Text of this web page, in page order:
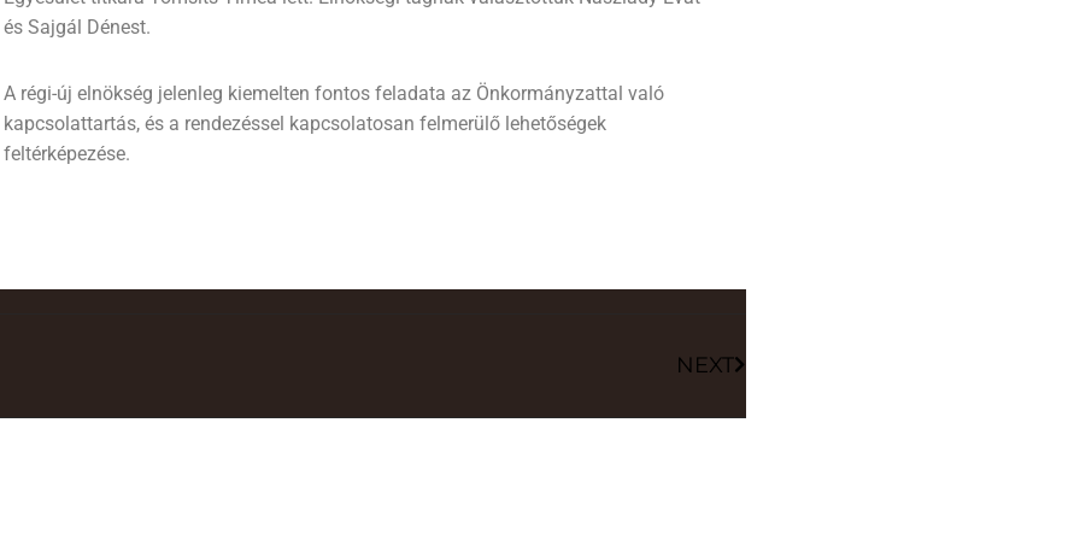
és Sajgál Dénest.
A régi-új elnökség jelenleg kiemelten fontos feladata az Önkormányzattal való
kapcsolattartás, és a rendezéssel kapcsolatosan felmerülő lehetőségek
feltérképezése.
NEXT